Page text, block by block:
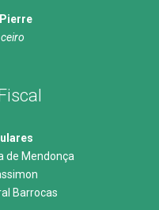
de Mendonça
Barrocas